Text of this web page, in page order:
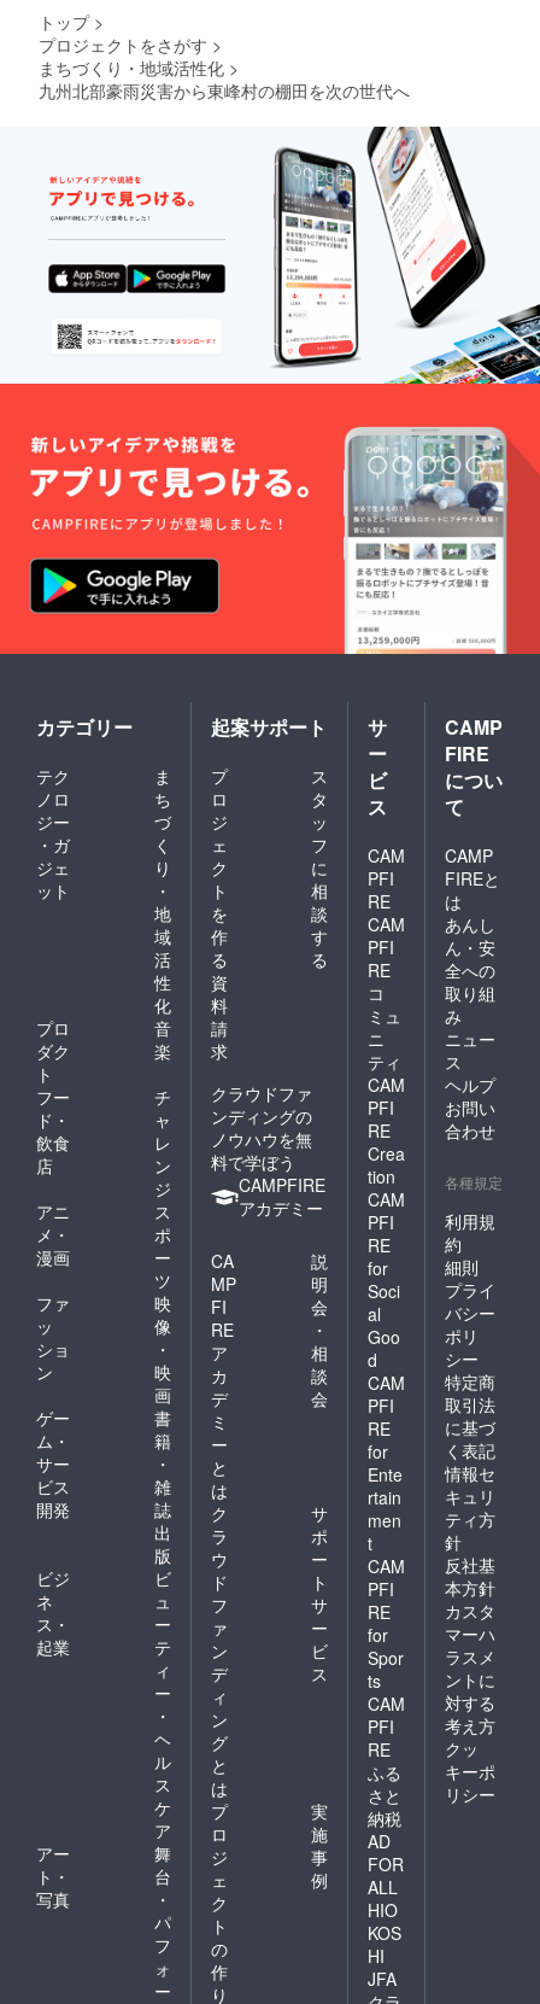
トップ >
プロジェクトをさがす >
まちづくり・地域活性化 >
九州北部豪雨災害から東峰村の棚田を次の世代へ
カテゴリー
テク
ノロ
ジー
・ガ
ジェ
ット
ま
ち
づ
く
り
・
地
域
活
性
化
プロ
ダク
ト
音
楽
フー
ド・
飲食
店
チ
ャ
レ
ン
ジ
アニ
メ・
漫画
ス
ポ
ー
ツ
ファ
ッ
ショ
ン
映
像
・
映
画
ゲー
ム・
サー
ビス
開発
書
籍
・
雑
誌
出
版
ビジ
ネ
ス・
起業
ビ
ュ
ー
テ
ィ
ー
・
ヘ
ル
ス
ケ
ア
アー
ト・
写真
舞
台
・
パ
フ
ォ
ー
起案サポート
プ
ロ
ジ
ェ
ク
ト
を
作
る
ス
タ
ッ
フ
に
相
談
す
る
資
料
請
求
クラウドファ
ンディングの
ノウハウを無
料で学ぼう
CAMPFIRE
アカデミー
CA
MP
FI
RE
ア
カ
デ
ミ
ー
と
は
説
明
会
・
相
談
会
ク
ラ
ウ
ド
フ
ァ
ン
デ
ィ
ン
グ
と
は
サ
ポ
ー
ト
サ
ー
ビ
ス
プ
ロ
ジ
ェ
ク
ト
の
作
り
実
施
事
例
サ
ー
ビ
ス
CAM
PFI
RE
CAM
PFI
RE
コ
ミュ
ニ
ティ
CAM
PFI
RE
Crea
tion
CAM
PFI
RE
for
Soci
al
Goo
d
CAM
PFI
RE
for
Ente
rtain
men
t
CAM
PFI
RE
for
Spor
ts
CAM
PFI
RE
ふる
さと
納税
AD
FOR
ALL
HIO
KOS
HI
JFA
CAMP
FIRE
につい
て
CAMP
FIREと
は
あんし
ん・安
全への
取り組
み
ニュー
ス
ヘルプ
お問い
合わせ
各種規定
利用規
約
細則
プライ
バシー
ポリ
シー
特定商
取引法
に基づ
く表記
情報セ
キュリ
ティ方
針
反社基
本方針
カスタ
マーハ
ラスメ
ントに
対する
考え方
クッ
キーポ
リシー